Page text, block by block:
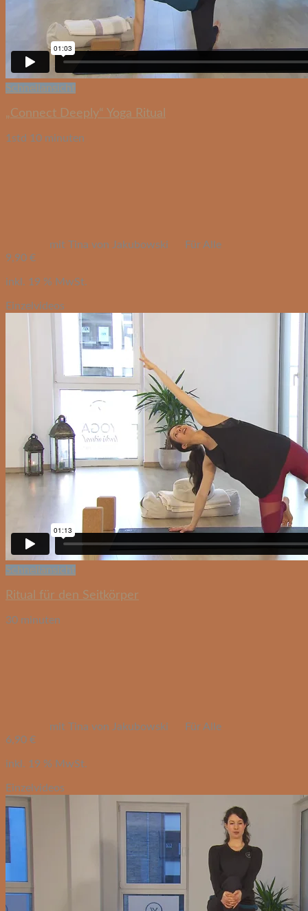
Schnellansicht
„Connect Deeply“ Yoga Ritual
1std 10 minuten
mit Tina von Jakubowski
Für Alle
9,90 €
inkl. 19 % MwSt.
Einzelvideos
Schnellansicht
Ritual für den Seitkörper
30 minuten
mit Tina von Jakubowski
Für Alle
6,90 €
inkl. 19 % MwSt.
Einzelvideos